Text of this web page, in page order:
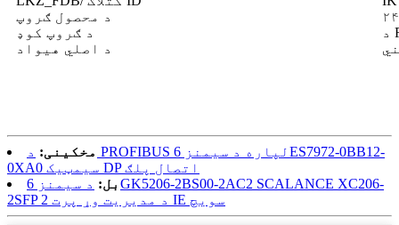
د محصول ګروپ
د ګروپ کوډ
د اصلي هیواد
مخکینی: د PROFIBUS لپاره د سیمنز 6ES7972-0BB12-
0XA0 سیمټیک DP اتصال پلګ
بل:
د سیمنز 6GK5206-2BS00-2AC2 SCALANCE XC206-
2SFP د مدیریت وړ پرت 2 IE سویچ